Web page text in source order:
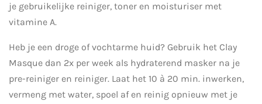
je gebruikelijke reiniger, toner en moisturiser met
vitamine A.
Heb je een droge of vochtarme huid? Gebruik het Clay
Masque dan 2x per week als hydraterend masker na je
pre-reiniger en reiniger. Laat het 10 à 20 min. inwerken,
vermeng met water, spoel af en reinig opnieuw met je